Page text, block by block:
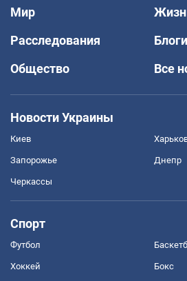
Мир
Расследования
Блоги
Общество
Все
Новости Украины
Киев
Запорожье Днепр
Черкассы
Спорт
Футбол
Хоккей Бокс